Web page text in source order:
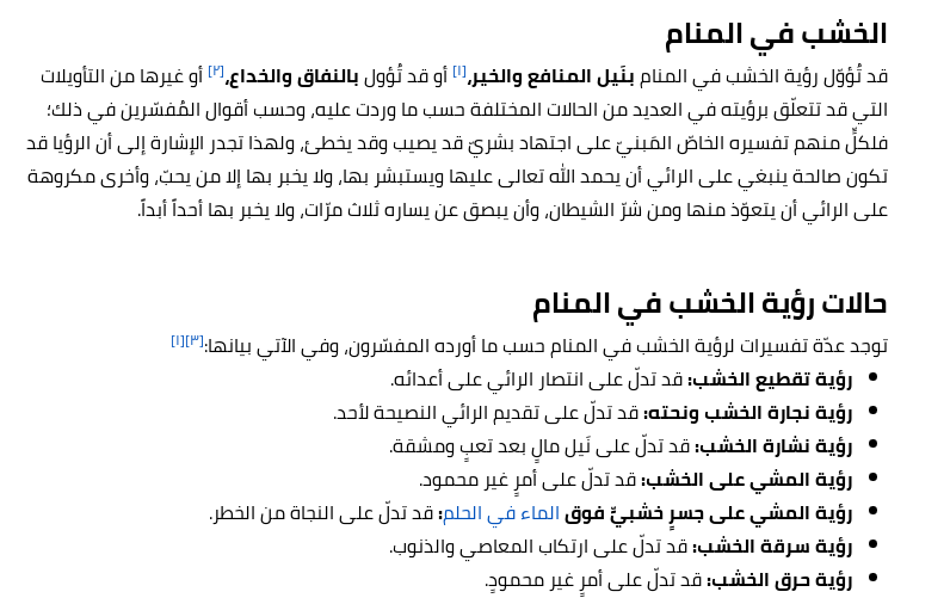
الخشب في المنام
قد تُؤوّل رؤية الخشب في المنامبنَيل المنافع والخير،[١] أو قد تُؤولبالنفاق والخداع،[٢]
أو غيرها من التأويلات
التي قد تتعلّق برؤيته في العديد من الحالات المختلفة حسب ما وردت عليه، وحسب أقوال المُفسّرين في ذلك؛
فلكلٍّ منهم تفسيره الخاصّ المَبنيّ على اجتهاد بشريّ قد يصيب وقد يخطئ، ولهذا تجدر الإشارة إلى أن الرؤيا قد
تكون صالحة ينبغي على الرائي أن يحمد الله تعالى عليها ويستبشر بها، ولا يخبر بها إلا من يحبّ، وأخرى مكروهة
على الرائي أن يتعوّذ منها ومن شرّ الشيطان، وأن يبصق عن يساره ثلاث مرّات، ولا يخبر بها أحداً أبداً.
حالات رؤية الخشب في المنام
توجد عدّة تفسيرات لرؤية الخشب في المنام حسب ما أورده المفسّرون، وفي الآتي بيانها:[٣] [١]
رؤية تقطيع الخشب:قد تدلّ على انتصار الرائي على أعدائه.
رؤية نجارة الخشب ونحته:قد تدلّ على تقديم الرائي النصيحة لأحد.
رؤية نشارة الخشب:قد تدلّ على نَيل مالٍ بعد تعبٍ ومشقة.
رؤية المشي على الخشب:قد تدلّ على أمرٍ غير محمود.
رؤية المشي على جسرٍ خشبيٍّ فوقالماء في الحلم:قد تدلّ على النجاة من الخطر.
رؤية سرقة الخشب:قد تدلّ على ارتكاب المعاصي والذنوب.
رؤية حرق الخشب:قد تدلّ على أمرٍ غير محمودٍ.